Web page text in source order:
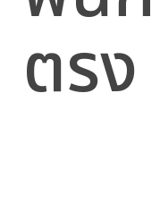
ตรง